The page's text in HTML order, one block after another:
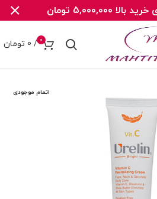
0
/
0 تومان
اتمام موجودی
5,000,000 تومان